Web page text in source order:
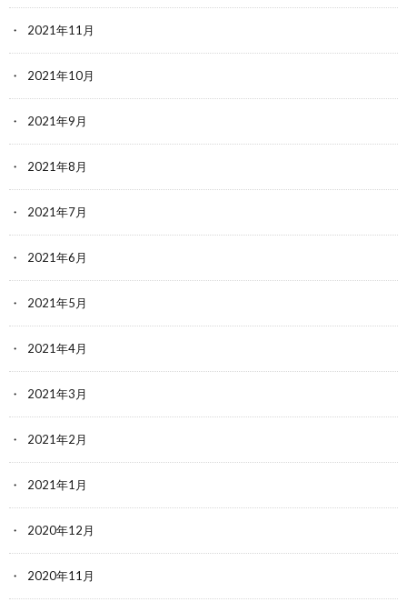
2021年11月
2021年10月
2021年9月
2021年8月
2021年7月
2021年6月
2021年5月
2021年4月
2021年3月
2021年2月
2021年1月
2020年12月
2020年11月